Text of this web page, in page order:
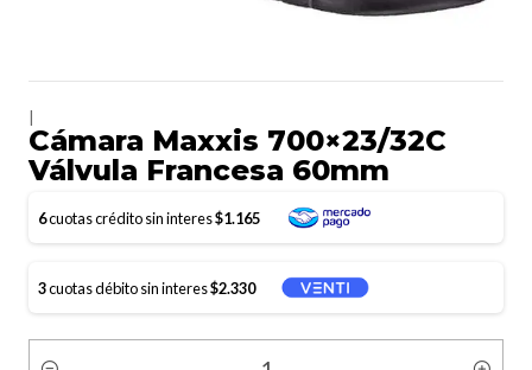
Cámara Maxxis 700×23/32C
Válvula Francesa 60mm
6cuotas crédito sin interes$1.165
3cuotas débito sin interes$2.330